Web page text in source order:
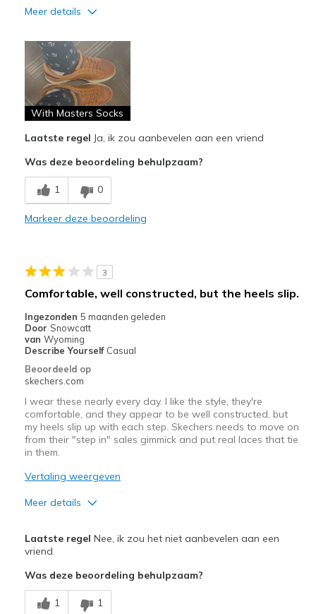
Meer details
Attractive Design
Breathe Well
Comfortable
Durable
Stylish
Beste toepassingen
Going Out
Sizing
Feels true to size
View On Shoes
With Masters Socks
Laatste regel Ja, ik zou aanbevelen aan een vriend
Was deze beoordeling behulpzaam?
1 0
Markeer deze beoordeling
3
Comfortable, well constructed, but the heels slip.
Ingezonden 5 maanden geleden
Door Snowcatt
van Wyoming
Describe Yourself Casual
Beoordeeld op
skechers.com
I wear these nearly every day. I like the style, they're
comfortable, and they appear to be well constructed, but
my heels slip up with each step. Skechers needs to move on
from their "step in" sales gimmick and put real laces that tie
in them.
Vertaling weergeven
Meer details
Attractive Design
Comfortable
Minpunten
Laatste regel Nee, ik zou het niet aanbevelen aan een
vriend
Was deze beoordeling behulpzaam?
1 1